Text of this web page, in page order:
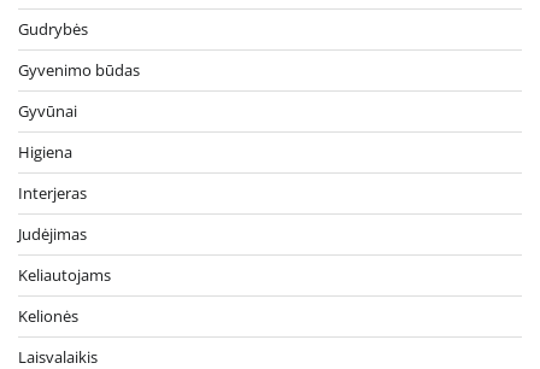
Gudrybės
Gyvenimo būdas
Gyvūnai
Higiena
Interjeras
Judėjimas
Keliautojams
Kelionės
Laisvalaikis